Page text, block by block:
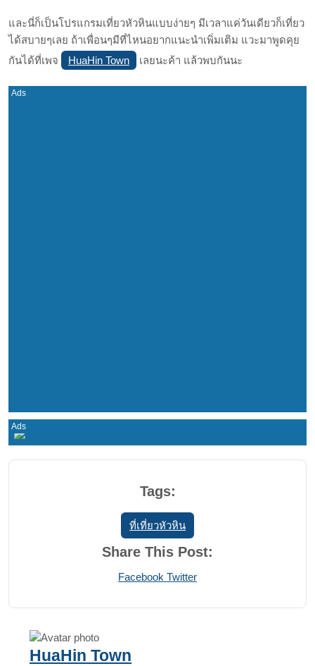
และนี่ก็เป็นโปรแกรมเที่ยวหัวหินแบบง่ายๆ มีเวลาแค่วันเดียวก็เที่ยว
ได้สบายๆเลย ถ้าเพื่อนๆมีที่ไหนอยากแนะนำเพิ่มเติม แวะมาพูดคุย
กันได้ที่เพจ
HuaHin Town เลยนะค้า แล้วพบกันนะ
Tags:
ที่เที่ยวหัวหิน
Share This Post:
Facebook TwitterPrint
Share
Email
HuaHin Town